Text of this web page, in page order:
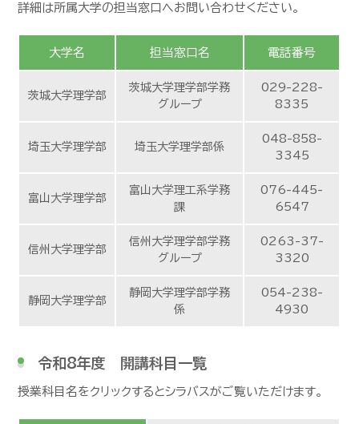
詳細は所属大学の担当窓口へお問い合わせください。
大学名 担当窓口名 電話番号
茨城大学理学部
茨城大学理学部学務
グループ
029-228-
8335
埼玉大学理学部 埼玉大学理学部係
048-858-
3345
富山大学理学部
富山大学理工系学務
課
076-445-
6547
信州大学理学部
信州大学理学部学務
グループ
0263-37-
3320
静岡大学理学部
静岡大学理学部学務
係
054-238-
4930
令和8年度 開講科目一覧
授業科目名をクリックするとシラバスがご覧いただけます。